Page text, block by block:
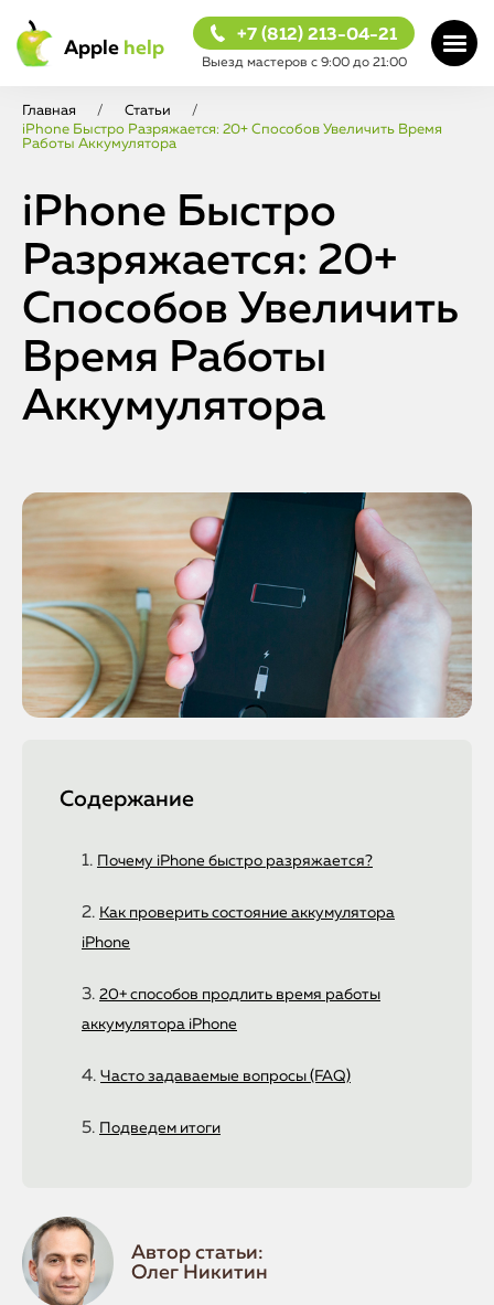
Apple help
+7 (812) 213-04-21
Выезд мастеров с 9:00 до 21:00
Главная / Статьи
/
iPhone Быстро Разряжается: 20+ Способов Увеличить Время
Работы Аккумулятора
iPhone Быстро
Разряжается: 20+
Способов Увеличить
Время Работы
Аккумулятора
Содержание
Почему iPhone быстро разряжается?
Как проверить состояние аккумулятора
iPhone
20+ способов продлить время работы
аккумулятора iPhone
Часто задаваемые вопросы (FAQ)
Подведем итоги
Автор статьи:
Олег Никитин